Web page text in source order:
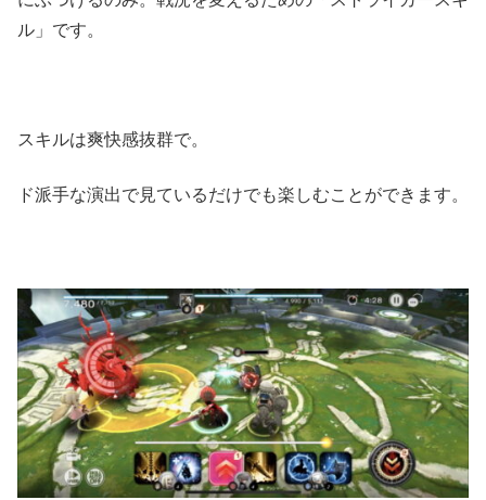
ル」です。
スキルは爽快感抜群で。
ド派手な演出で見ているだけでも楽しむことができます。